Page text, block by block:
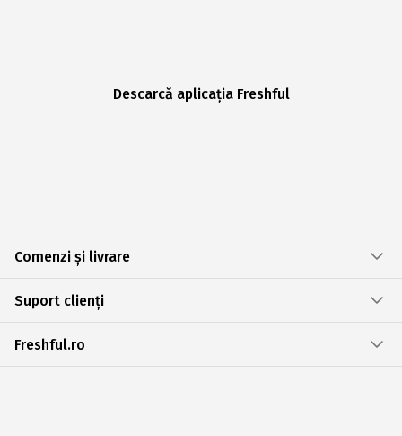
Descarcă aplicația Freshful
Comenzi și livrare
Suport clienți
Freshful.ro